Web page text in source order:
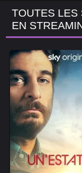
TOUTES LES
EN